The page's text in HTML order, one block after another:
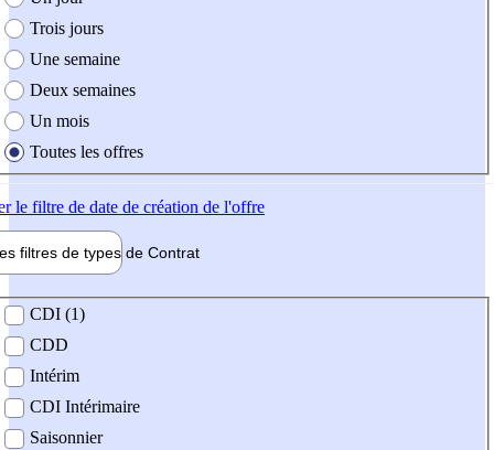
Trois jours
Une semaine
Deux semaines
Un mois
Toutes les offres
le filtre de date de création de l'offre
filtres de types de Contrat
contrat
CDI (1)
CDD
Intérim
CDI Intérimaire
Saisonnier